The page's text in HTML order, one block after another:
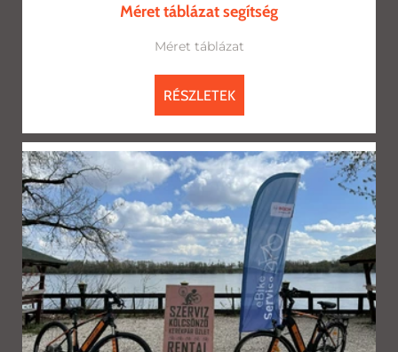
Méret táblázat segítség
Méret táblázat
RÉSZLETEK